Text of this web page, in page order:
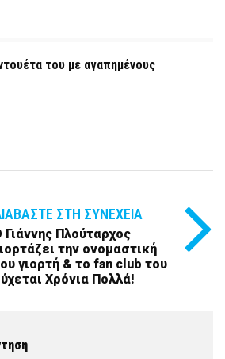
του με αγαπημένους
ΣΤΗ ΣΥΝΈΧΕΙΑ
Γιάννης Πλούταρχος
την ονομαστική
γιορτή & το fan club του
Χρόνια Πολλά!